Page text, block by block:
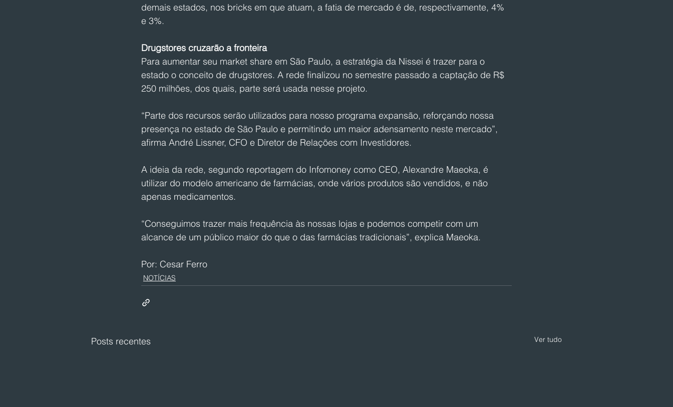
demais estados, nos bricks em que atuam, a fatia de mercado é de, respectivamente, 4%
e 3%.
Drugstores cruzarão a fronteira
Para aumentar seu market share em São Paulo, a estratégia da Nissei é trazer para o
estado o conceito de drugstores. A rede finalizou no semestre passado a captação de R$
250 milhões, dos quais, parte será usada nesse projeto.
“Parte dos recursos serão utilizados para nosso programa expansão, reforçando nossa
presença no estado de São Paulo e permitindo um maior adensamento neste mercado”,
afirma André Lissner, CFO e Diretor de Relações com Investidores.
A ideia da rede, segundo reportagem do Infomoney como CEO, Alexandre Maeoka, é
utilizar do modelo americano de farmácias, onde vários produtos são vendidos, e não
apenas medicamentos.
“Conseguimos trazer mais frequência às nossas lojas e podemos competir com um
alcance de um público maior do que o das farmácias tradicionais”, explica Maeoka.
Por: Cesar Ferro
NOTÍCIAS
Posts recentes Ver tudo